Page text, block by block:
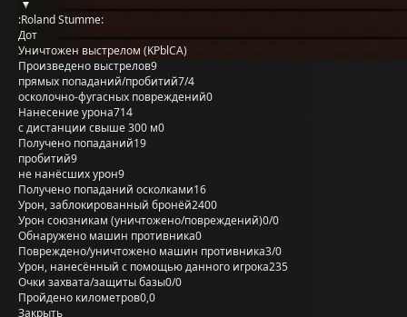
:Roland Stumme:
Дот
Уничтожен выстрелом (KPblCA)
Произведено выстрелов9
прямых попаданий/пробитий7/4
осколочно-фугасных повреждений0
Нанесение урона714
с дистанции свыше 300 м0
Получено попаданий19
пробитий9
не нанёсших урон9
Получено попаданий осколками16
Урон, заблокированный бронёй2400
Урон союзникам (уничтожено/повреждений)0/0
Обнаружено машин противника0
Повреждено/уничтожено машин противника3/0
Урон, нанесённый с помощью данного игрока235
Очки захвата/защиты базы0/0
Пройдено километров0,0
Закрыть